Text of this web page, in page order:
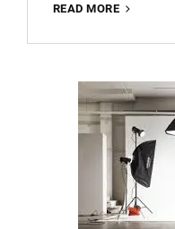
READ MORE
MAGIE
VAN
DE